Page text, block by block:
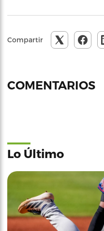
Compartir
COMENTARIOS
Lo Último